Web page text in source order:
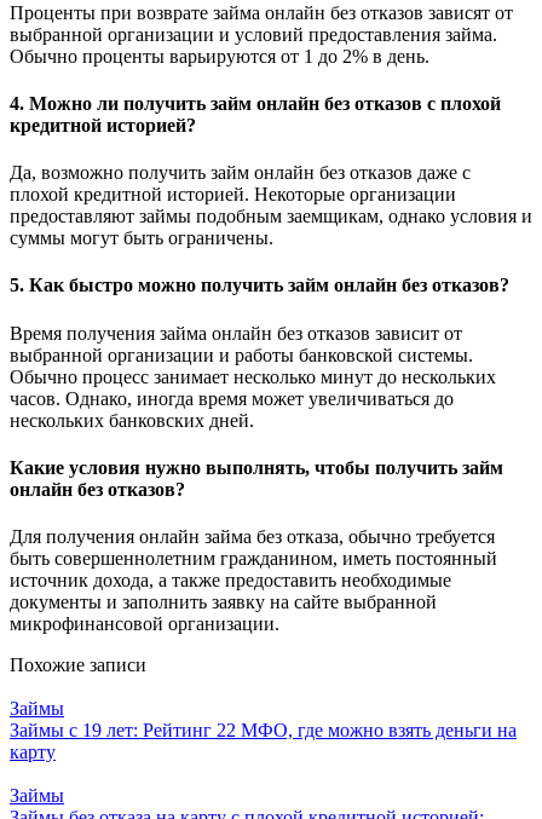
Проценты при возврате займа онлайн без отказов зависят от
выбранной организации и условий предоставления займа.
Обычно проценты варьируются от 1 до 2% в день.
4. Можно ли получить займ онлайн без отказов с плохой
кредитной историей?
Да, возможно получить займ онлайн без отказов даже с
плохой кредитной историей. Некоторые организации
предоставляют займы подобным заемщикам, однако условия и
суммы могут быть ограничены.
5. Как быстро можно получить займ онлайн без отказов?
Время получения займа онлайн без отказов зависит от
выбранной организации и работы банковской системы.
Обычно процесс занимает несколько минут до нескольких
часов. Однако, иногда время может увеличиваться до
нескольких банковских дней.
Какие условия нужно выполнять, чтобы получить займ
онлайн без отказов?
Для получения онлайн займа без отказа, обычно требуется
быть совершеннолетним гражданином, иметь постоянный
источник дохода, а также предоставить необходимые
документы и заполнить заявку на сайте выбранной
микрофинансовой организации.
Похожие записи
Займы
Займы с 19 лет: Рейтинг 22 МФО, где можно взять деньги на
карту
Займы